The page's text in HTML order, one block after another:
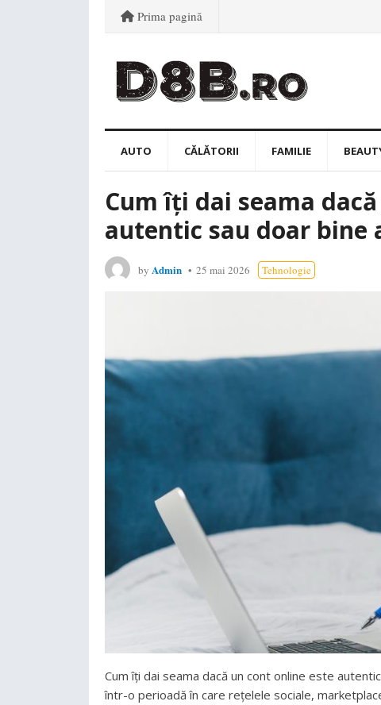
Prima pagină
AUTO CĂLĂTORII FAMILIE
Cum îți dai seama
autentic sau doar bine
by Admin 25 mai 2026 Tehnologie
Cum îți dai seama dacă un cont online este
într-o perioadă în care rețelele sociale,